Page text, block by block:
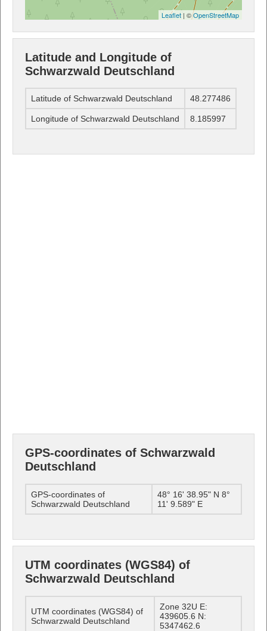
Leaflet | ©OpenStreetMap
Latitude and Longitude of
Schwarzwald Deutschland
Latitude of Schwarzwald Deutschland 48.277486
Longitude of Schwarzwald Deutschland 8.185997
GPS-coordinates of Schwarzwald
Deutschland
GPS-coordinates of
Schwarzwald Deutschland
48° 16' 38.95" N 8°
11' 9.589" E
UTM coordinates (WGS84) of
Schwarzwald Deutschland
UTM coordinates (WGS84) of
Schwarzwald Deutschland
Zone 32U E:
439605.6 N:
5347462.6